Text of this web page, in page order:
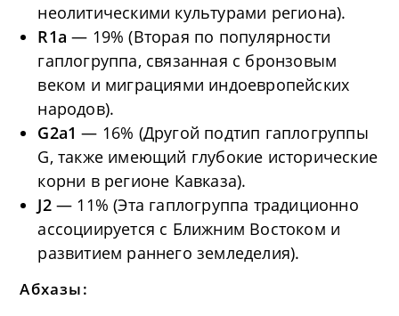
неолитическими культурами региона).
R1a— 19% (Вторая по популярности
гаплогруппа, связанная с бронзовым
веком и миграциями индоевропейских
народов).
G2a1— 16% (Другой подтип гаплогруппы
G, также имеющий глубокие исторические
корни в регионе Кавказа).
J2— 11% (Эта гаплогруппа традиционно
ассоциируется с Ближним Востоком и
развитием раннего земледелия).
Абхазы: